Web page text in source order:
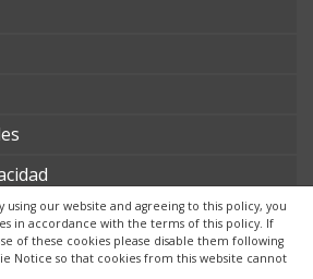
using our website and agreeing to this policy, you
in accordance with the terms of this policy. If
of these cookies please disable them following
Notice so that cookies from this website cannot